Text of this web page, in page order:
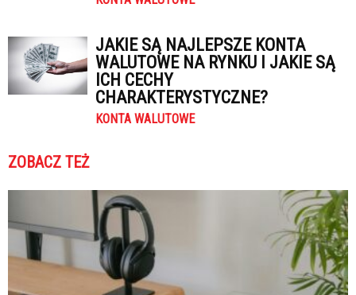
JAKIE SĄ NAJLEPSZE KONTA
WALUTOWE NA RYNKU I JAKIE SĄ
ICH CECHY
CHARAKTERYSTYCZNE?
KONTA WALUTOWE
ZOBACZ TEŻ